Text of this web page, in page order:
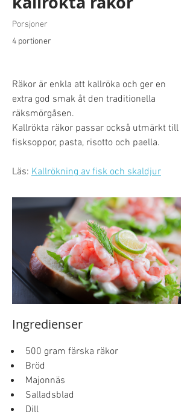
Porsjoner
4 portioner
Räkor är enkla att kallröka och ger en
extra god smak åt den traditionella
räksmörgåsen.
Kallrökta räkor passar också utmärkt till
fisksoppor, pasta, risotto och paella.
Läs: Kallrökning av fisk och skaldjur
Ingredienser
500 gram färska räkor
Bröd
Majonnäs
Salladsblad
Dill